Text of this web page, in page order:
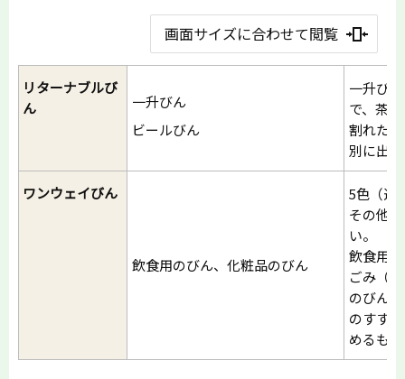
画面サイズに合わせて閲覧
リターナブルび
ん
一升びん
ビールびん
一升び
で、茶
割れた
別に出
ワンウェイびん
飲食用のびん、化粧品のびん
5色（透
その他
い。
飲食用
ごみ（
のびん
のすす
めるも